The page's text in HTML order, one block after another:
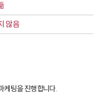
않음
케팅을 진행합니다.